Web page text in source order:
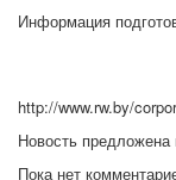
Информация
http://www.rw.by/
Новость предложена
Пока нет